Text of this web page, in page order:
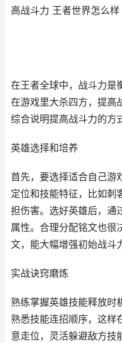
高战斗力 王者世界怎么样
在王者全球中，战斗力是
在游戏里大杀四方，提高
综合说明提高战斗力的方
英雄选择和培养
首先，要选择适合自己游
定位和技能特征，比如刺
担伤害。选好英雄后，通
属性。合理分配铭文也很
文，能大幅增强初始战斗
实战诀窍磨炼
熟练掌握英雄技能释放时
熟悉技能连招顺序，这样
意走位，灵活躲避敌方技